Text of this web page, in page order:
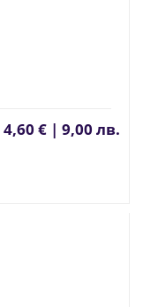
4,60 € | 9,00 лв.